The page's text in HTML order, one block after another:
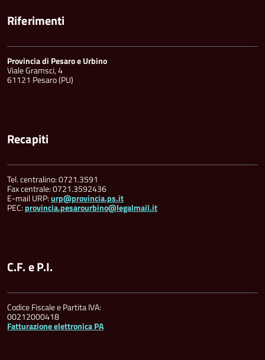
Riferimenti
Provincia di Pesaro e Urbino
Viale Gramsci, 4
61121 Pesaro (PU)
Recapiti
Tel. centralino: 0721.3591
Fax centrale: 0721.3592436
E-mail URP:urp@provincia.ps.it
PEC:provincia.pesarourbino@legalmail.it
C.F. e P.I.
Codice Fiscale e Partita IVA:
00212000418
Fatturazione elettronica PA